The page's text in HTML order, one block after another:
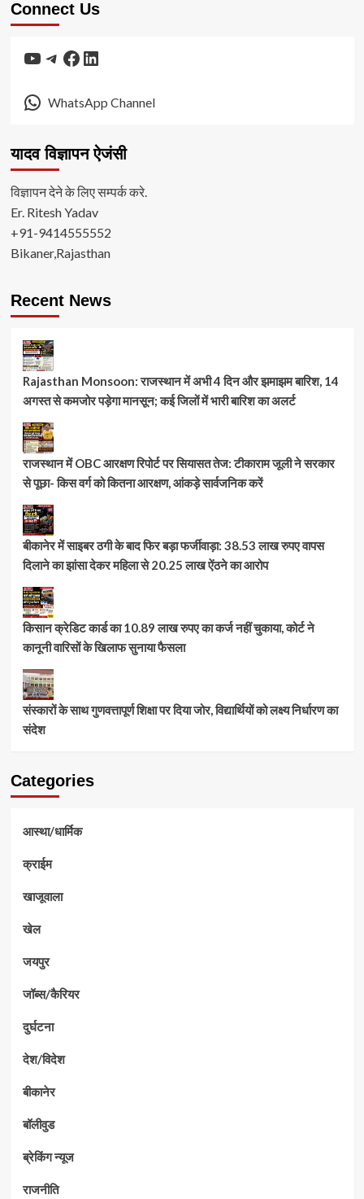
Connect Us
YouTube
Telegram
Facebook
LinkedIn
WhatsApp Channel
यादव विज्ञापन ऐजंसी
विज्ञापन देने के लिए सम्पर्क करे.
Er. Ritesh Yadav
+91-9414555552
Bikaner,Rajasthan
Recent News
Rajasthan Monsoon: राजस्थान में अभी 4 दिन और झमाझम बारिश, 14
अगस्त से कमजोर पड़ेगा मानसून; कई जिलों में भारी बारिश का अलर्ट
राजस्थान में OBC आरक्षण रिपोर्ट पर सियासत तेज: टीकाराम जूली ने सरकार
से पूछा- किस वर्ग को कितना आरक्षण, आंकड़े सार्वजनिक करें
बीकानेर में साइबर ठगी के बाद फिर बड़ा फर्जीवाड़ा: 38.53 लाख रुपए वापस
दिलाने का झांसा देकर महिला से 20.25 लाख ऐंठने का आरोप
किसान क्रेडिट कार्ड का 10.89 लाख रुपए का कर्ज नहीं चुकाया, कोर्ट ने
कानूनी वारिसों के खिलाफ सुनाया फैसला
संस्कारों के साथ गुणवत्तापूर्ण शिक्षा पर दिया जोर, विद्यार्थियों को लक्ष्य निर्धारण का
संदेश
Categories
आस्था/धार्मिक
क्राईम
खाजूवाला
खेल
जयपुर
जॉब्स/कैरियर
दुर्घटना
देश/विदेश
बीकानेर
बॉलीवुड
ब्रेकिंग न्यूज
राजनीति